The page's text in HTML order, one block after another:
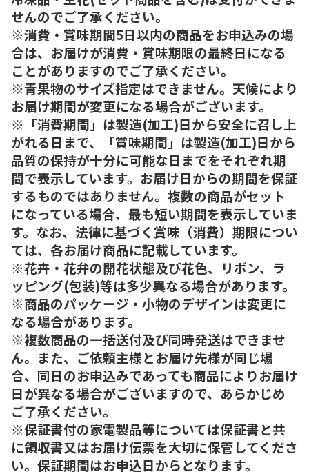
せんのでご了承ください。
※消費・賞味期間5日以内の商品をお申込みの場
合は、お届けが消費・賞味期限の最終日になる
ことがありますのでご了承ください。
※青果物のサイズ指定はできません。天候により
お届け期間が変更になる場合がございます。
※「消費期間」は製造(加工)日から安全に召し上
がれる日まで、「賞味期間」は製造(加工)日から
品質の保持が十分に可能な日までをそれぞれ期
間で表示しています。お届け日からの期間を保証
するものではありません。複数の商品がセット
になっている場合、最も短い期間を表示していま
す。なお、法律に基づく賞味（消費）期限につい
ては、各お届け商品に記載しています。
※花卉・花弁の開花状態及び花色、リボン、ラ
ッピング(包装)等は多少異なる場合があります。
※商品のパッケージ・小物のデザインは変更に
なる場合があります。
※複数商品の一括送付及び同時発送はできませ
ん。また、ご依頼主様とお届け先様が同じ場
合、同日のお申込みであっても商品によりお届け
日が異なる場合がございますので、あらかじめ
ご了承ください。
※保証書付の家電製品等については保証書と共
に領収書又はお届け伝票を大切に保管してくださ
い。保証期間はお申込日からとなります。